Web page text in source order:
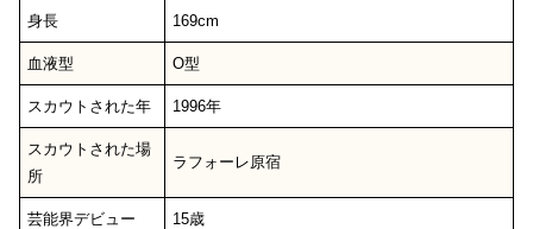
身長 169cm
血液型 O型
スカウトされた年 1996年
スカウトされた場
所
ラフォーレ原宿
芸能界デビュー 15歳